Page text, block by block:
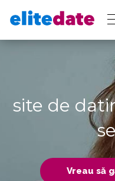
site de
Vreau să